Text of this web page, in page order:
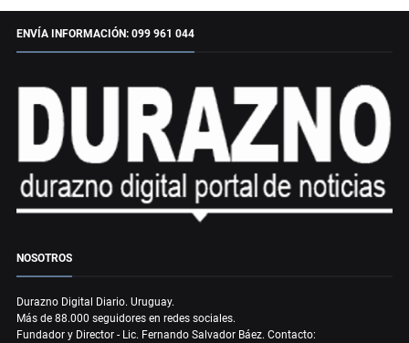
ENVÍA INFORMACIÓN: 099 961 044
NOSOTROS
Durazno Digital Diario. Uruguay.
Más de 88.000 seguidores en redes sociales.
Fundador y Director - Lic. Fernando Salvador Báez. Contacto: